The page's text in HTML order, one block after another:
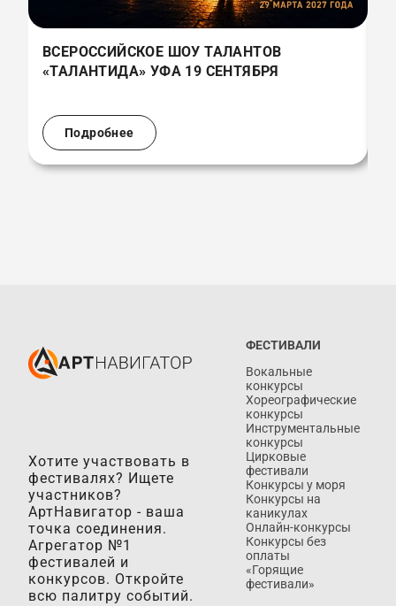
ВСЕРОССИЙСКОЕ ШОУ ТАЛАНТОВ
«ТАЛАНТИДА» УФА 19 СЕНТЯБРЯ
Подробнее
Хотите участвовать в
фестивалях? Ищете
участников?
АртНавигатор - ваша
точка соединения.
Агрегатор №1
фестивалей и
конкурсов. Откройте
всю палитру событий.
ФЕСТИВАЛИ
Вокальные
конкурсы
Хореографические
конкурсы
Инструментальные
конкурсы
Цирковые
фестивали
Конкурсы у моря
Конкурсы на
каникулах
Онлайн-конкурсы
Конкурсы без
оплаты
«Горящие
фестивали»